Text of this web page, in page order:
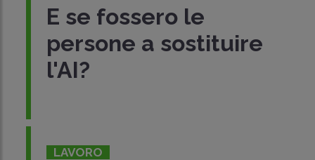
E se fossero le
persone a sostituire
l'AI?
LAVORO